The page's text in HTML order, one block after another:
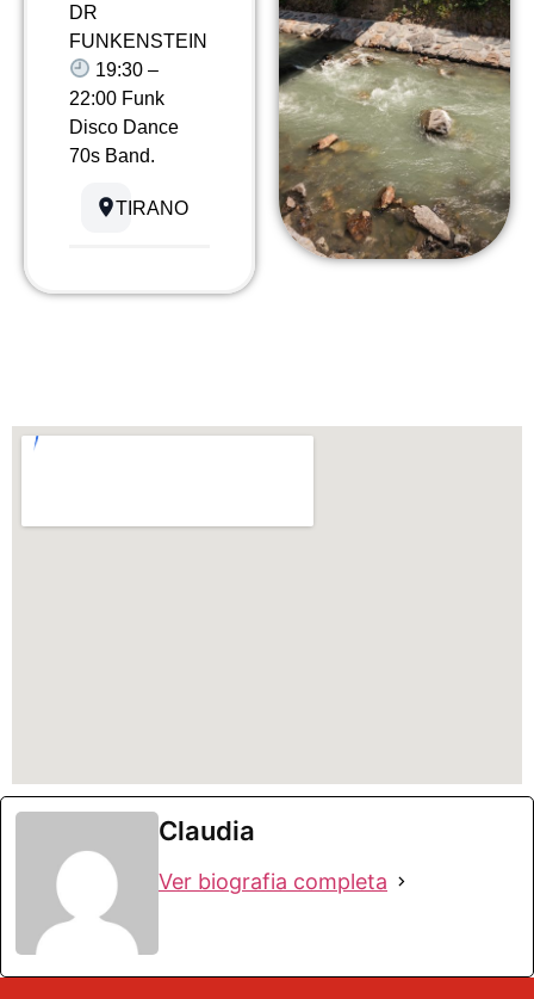
DR
FUNKENSTEIN
19:30 –
22:00 Funk
Disco Dance
70s Band.
TIRANO
Claudia
Ver biografia completa